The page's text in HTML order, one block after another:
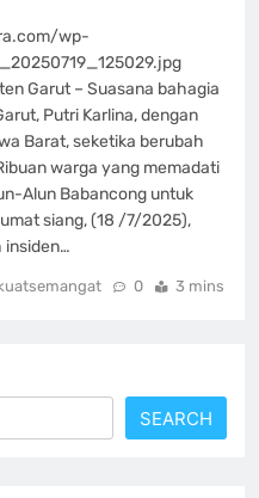
wp-
Garut – Suasana bahagia
Putri Karlina, dengan
Barat, seketika berubah
warga yang memadati
Alun Babancong untuk
siang, (18 /7/2025),
insiden…
0 3 mins
SEARCH